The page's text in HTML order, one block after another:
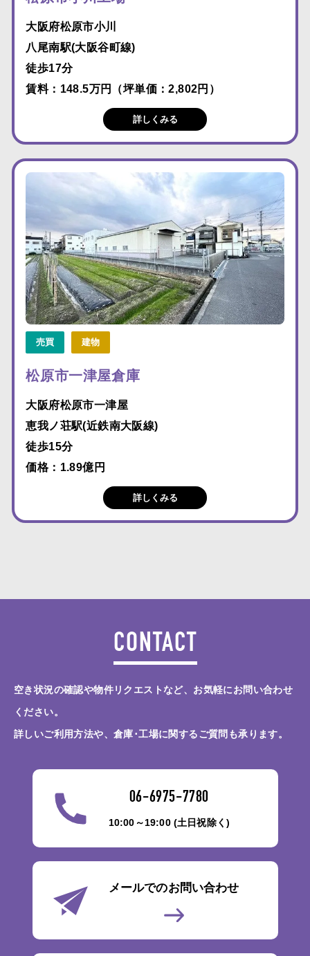
大阪府松原市小川
八尾南駅(大阪谷町線)
徒歩17分
賃料：148.5万円（坪単価：2,802円）
詳しくみる
売買 建物
松原市一津屋倉庫
大阪府松原市一津屋
恵我ノ荘駅(近鉄南大阪線)
徒歩15分
価格：1.89億円
詳しくみる
CONTACT
空き状況の確認や物件リクエストなど、お気軽にお問い合わせ
ください。
詳しいご利用方法や、倉庫･工場に関するご質問も承ります。
06-6975-7780
10:00～19:00 (土日祝除く)
メールでのお問い合わせ